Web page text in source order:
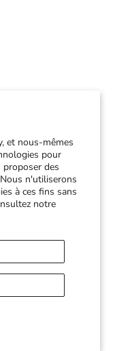
et nous-mêmes
pour
proposer des
n'utiliserons
à ces fins sans
notre